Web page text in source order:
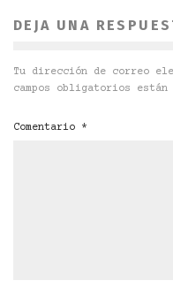
DEJA UNA
Tu dirección de correo
campos obligatorios están
Comentario *